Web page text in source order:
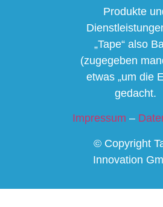
Produkte
„Tape“ also
(zugegeben
etwas „um die
gedacht.
Impressum –
© Copyright
Innovation